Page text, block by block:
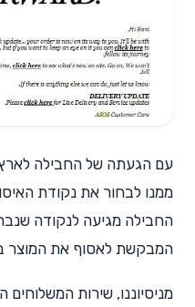
עם הגעתה של החבילה
ממנו לבחור את נקודת
החבילה מגיעה לנקודה
המבקשת לאסוף את המוצר בתוך 72
מניסיוננו, שירות המשלוחים